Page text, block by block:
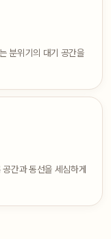
분위기의 대기 공간을
간과 동선을 세심하게